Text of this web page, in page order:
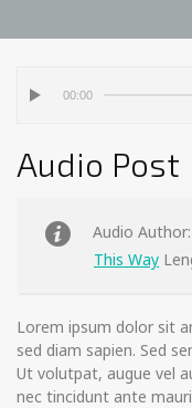
00:00
Audio Post
Audio Author:
This Way
Lorem ipsum dolor sit
sed diam sapien. Sed
Ut volutpat, augue vel
nec tincidunt ante